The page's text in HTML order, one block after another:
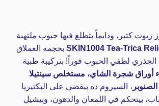
زيوت كتير، ودايماً بتطلع فيها حبوب ملتهبة
SKIN1004 Tea-Trica بحجمه العملاق
الجذري لطفي الحبوب فوراً! بتركيبة طبية
أوراق شجرة الشاي، مستخلص سينتيلا
، السيروم ده بيقضي على البكتيريا
بيتحكم في اللمعان والدهون، وبيشيل